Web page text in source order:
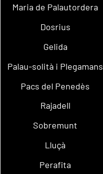
Maria de Palautordera
Dosrius
Gelida
Palau-solità i Plegamans
Pacs del Penedès
Rajadell
Sobremunt
Lluçà
Perafita